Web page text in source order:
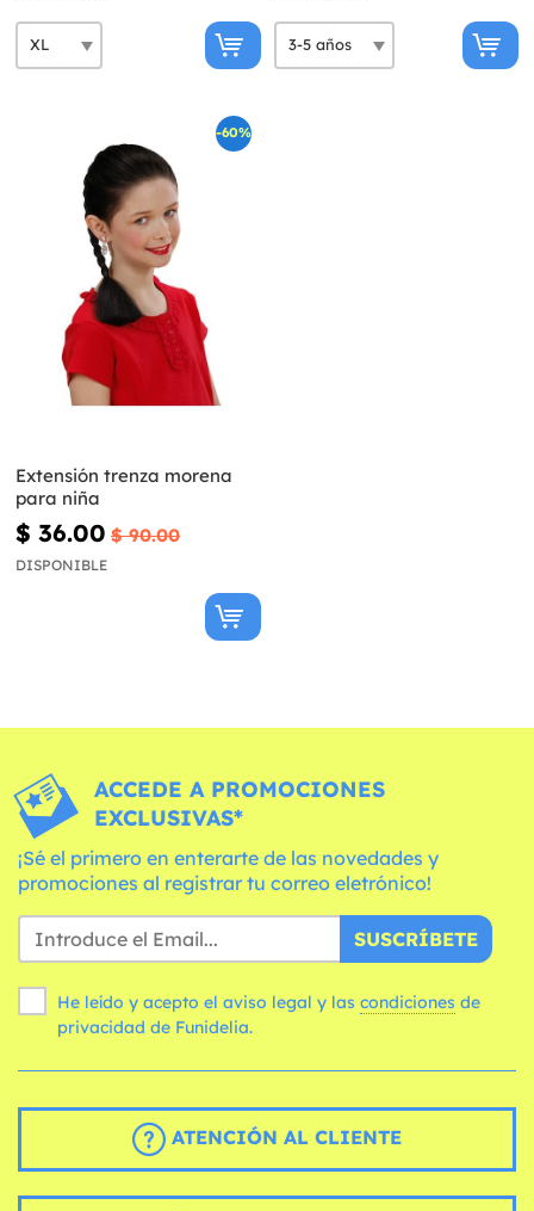
-60%
Extensión trenza morena
para niña
$ 36.00 $ 90.00
DISPONIBLE
ACCEDE A PROMOCIONES
EXCLUSIVAS*
¡Sé el primero en enterarte de las novedades y
promociones al registrar tu correo eletrónico!
SUSCRÍBETE
He leído y acepto el aviso legal y las condiciones
privacidad de Funidelia.
ATENCIÓN AL CLIENTE